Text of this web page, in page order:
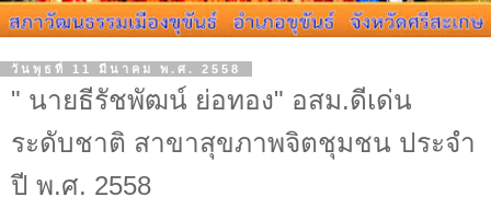
วันพุธที่ 11 มีนาคม พ.ศ. 2558
" นายธีรัชพัฒน์ ย่อทอง" อสม.ดีเด่น
ระดับชาติ สาขาสุขภาพจิตชุมชน ประจำ
ปี พ.ศ. 2558